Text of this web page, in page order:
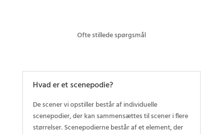
Ofte stillede spørgsmål
Hvad er et scenepodie?
De scener vi opstiller består af individuelle
scenepodier, der kan sammensættes til scener i flere
størrelser. Scenepodierne består af et element, der